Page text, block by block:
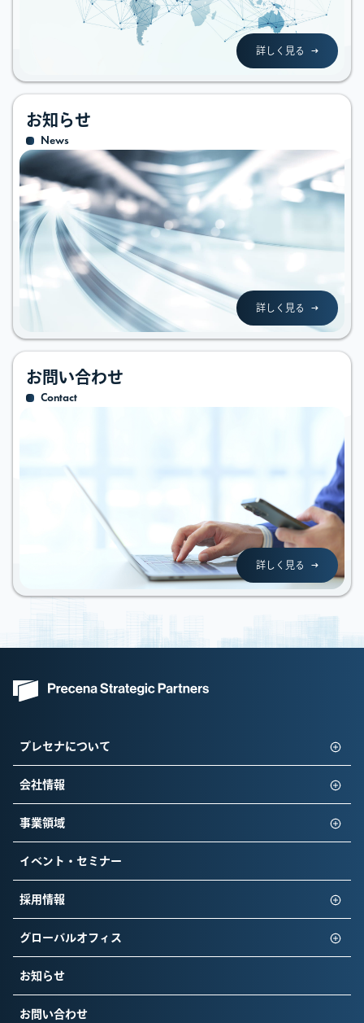
詳しく見る
お知らせ
News
詳しく見る
お問い合わせ
Contact
詳しく見る
プレセナについて
会社情報
事業領域
イベント・セミナー
採用情報
グローバルオフィス
お知らせ
お問い合わせ